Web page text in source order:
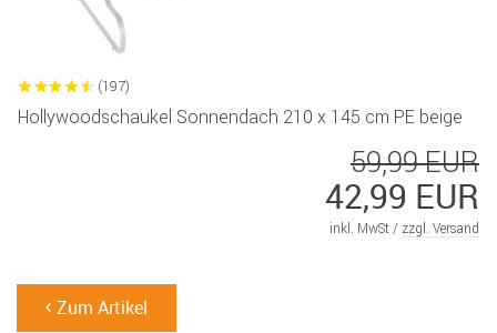
(197)
Hollywoodschaukel Sonnendach 210 x 145 cm PE beige
59,99 EUR
42,99 EUR
inkl. MwSt / zzgl. Versand
Zum Artikel